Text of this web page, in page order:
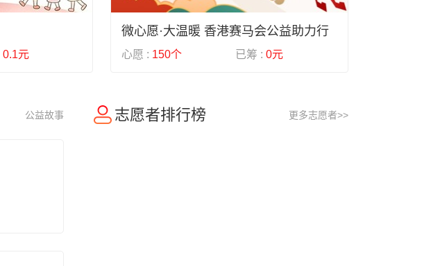
0.1元
微心愿·大温暖 香港赛马会公益助力行
心愿 : 150个 已筹 : 0元
公益故事 志愿者排行榜 更多志愿者>>